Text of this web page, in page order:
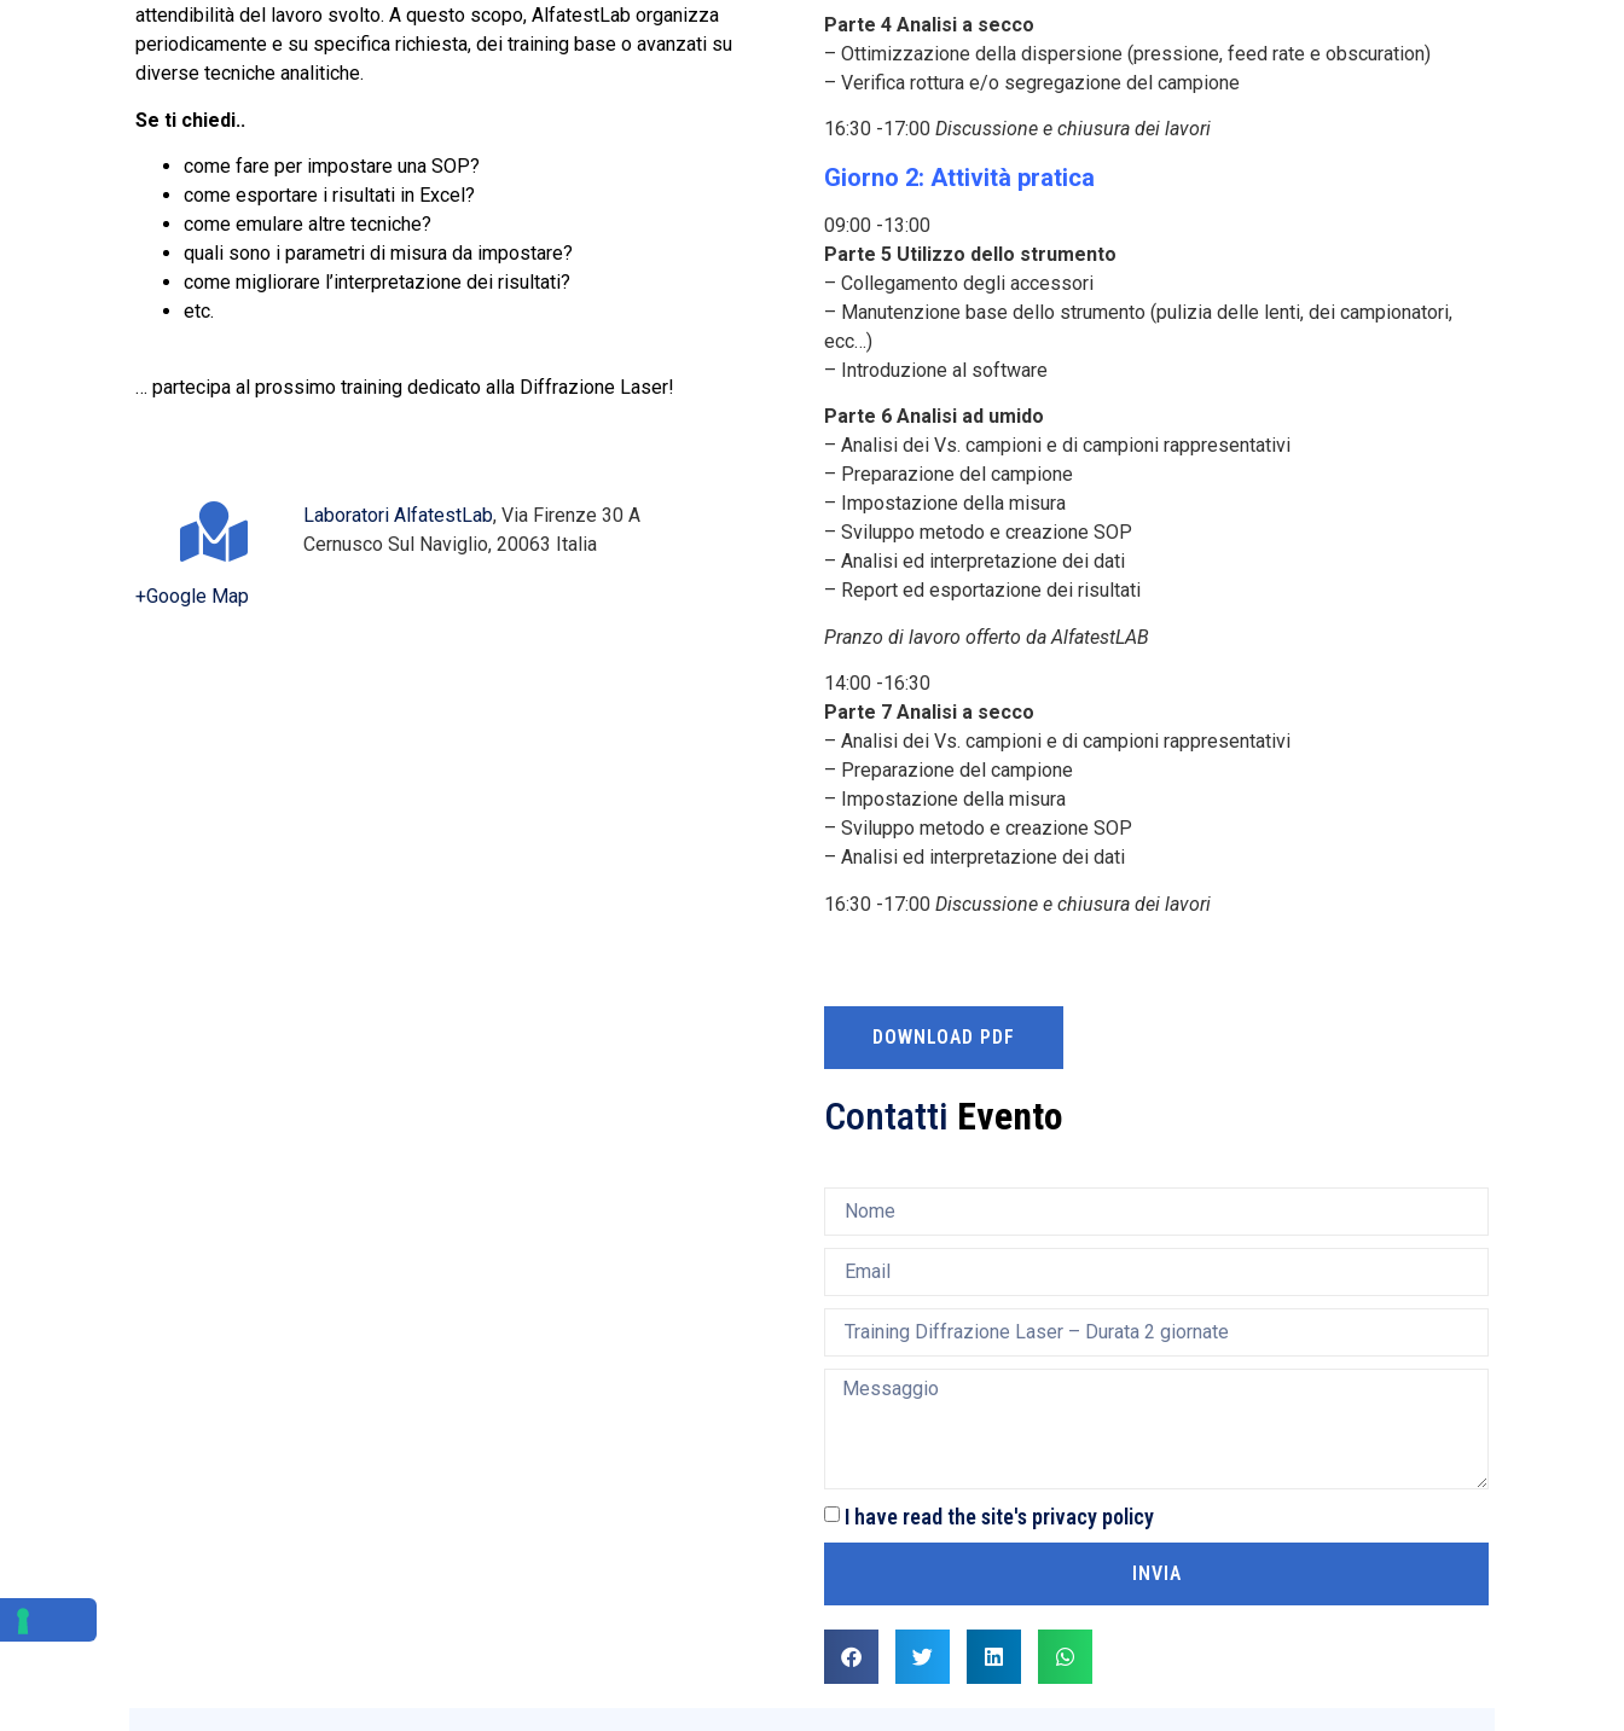
attendibilità del lavoro svolto. A questo scopo, AlfatestLab organizza
periodicamente e su specifica richiesta, dei training base o avanzati su
diverse tecniche analitiche.
Se ti chiedi..
come fare per impostare una SOP?
come esportare i risultati in Excel?
come emulare altre tecniche?
quali sono i parametri di misura da impostare?
come migliorare l’interpretazione dei risultati?
etc.
… partecipa al prossimo training dedicato alla Diffrazione Laser!
Laboratori AlfatestLab, Via Firenze 30 A
Cernusco Sul Naviglio, 20063 Italia
+Google Map
Parte 4 Analisi a secco
– Ottimizzazione della dispersione (pressione, feed rate e obscuration)
– Verifica rottura e/o segregazione del campione
16:30 -17:00 Discussione e chiusura dei lavori
Giorno 2: Attività pratica
09:00 -13:00
Parte 5 Utilizzo dello strumento
– Collegamento degli accessori
– Manutenzione base dello strumento (pulizia delle lenti, dei campionatori,
ecc…)
– Introduzione al software
Parte 6 Analisi ad umido
– Analisi dei Vs. campioni e di campioni rappresentativi
– Preparazione del campione
– Impostazione della misura
– Sviluppo metodo e creazione SOP
– Analisi ed interpretazione dei dati
– Report ed esportazione dei risultati
Pranzo di lavoro offerto da AlfatestLAB
14:00 -16:30
Parte 7 Analisi a secco
– Analisi dei Vs. campioni e di campioni rappresentativi
– Preparazione del campione
– Impostazione della misura
– Sviluppo metodo e creazione SOP
– Analisi ed interpretazione dei dati
16:30 -17:00 Discussione e chiusura dei lavori
DOWNLOAD PDF
Contatti Evento
I have read the site's privacy policy
INVIA